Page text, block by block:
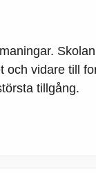
vidare till
tillgång.